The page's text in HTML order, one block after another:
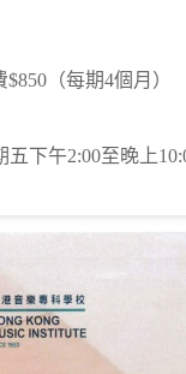
（每期4個月）
下午2:00至晚上